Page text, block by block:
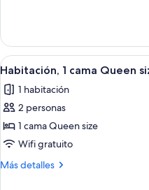
Queen
size
Grand,
cama
size
Ver
todas
las
fotos
de
Habitación,
1
6
Habitación, 1 cama Queen
1 habitación
2 personas
1 cama Queen size
Wifi gratuito
Más detalles
Más